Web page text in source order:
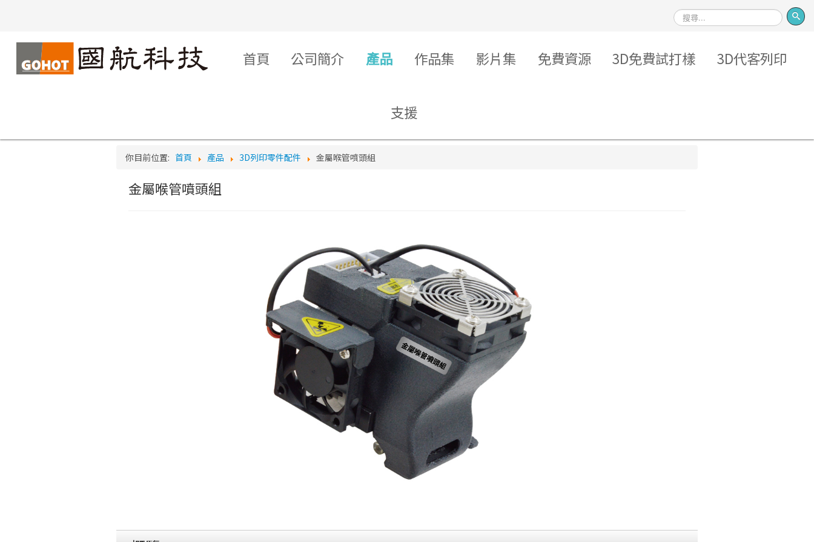
搜
尋
Logo 首頁 公司簡介 產品 作品集 影片集 免費資源 3D免費試打樣 3D代客列印
支援
你目前位置: 首頁 產品 3D列印零件配件 金屬喉管噴頭組
金屬喉管噴頭組